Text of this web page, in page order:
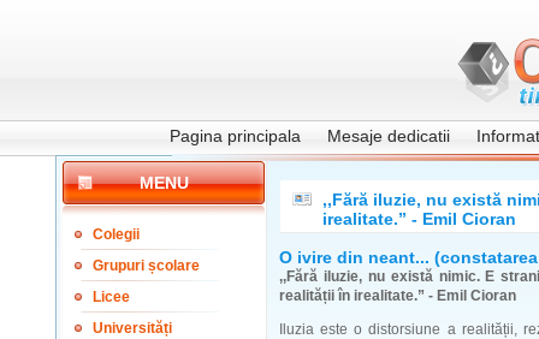
Pagina principala Mesaje dedicatii
MENU
Colegii
Grupuri școlare
Licee
Universități
,,Fără iluzie, nu există
irealitate.” - Emil Cioran
O ivire din neant...
,,Fără iluzie, nu există nimic. E
realității în irealitate.” - Emil Cioran
Iluzia este o distorsiune a realității,